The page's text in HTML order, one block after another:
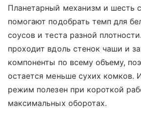
Планетарный механизм и шесть
помогают подобрать темп для
соусов и теста разной
проходит вдоль стенок чаши и
компоненты по всему объему,
остается меньше сухих комков.
режим полезен при короткой
максимальных оборотах.